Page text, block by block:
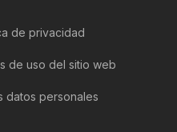
de privacidad
de uso del sitio web
datos personales